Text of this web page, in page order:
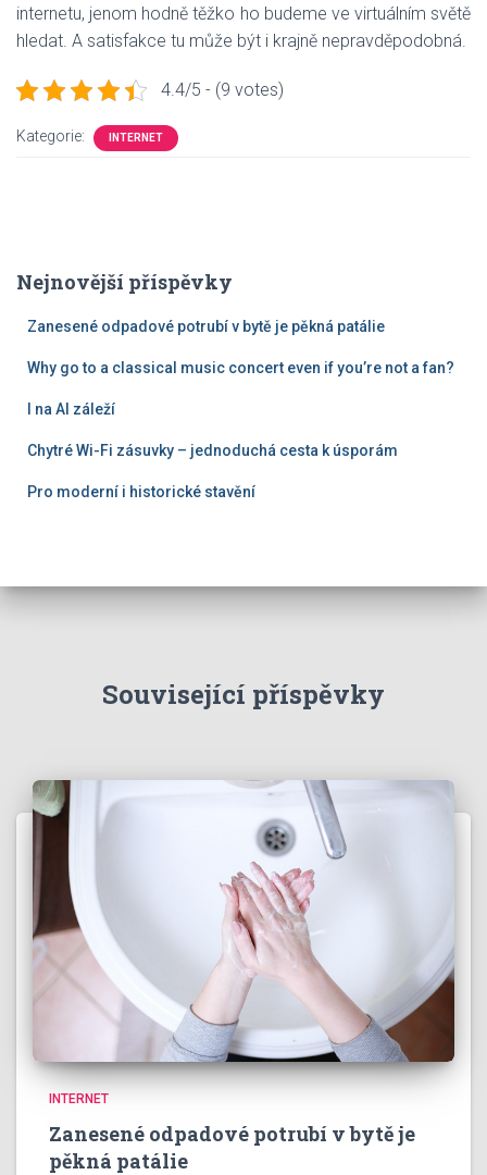
internetu, jenom hodně těžko ho budeme ve virtuálním světě
hledat. A satisfakce tu může být i krajně nepravděpodobná.
4.4/5 - (9 votes)
Kategorie: INTERNET
Nejnovější příspěvky
Zanesené odpadové potrubí v bytě je pěkná patálie
Why go to a classical music concert even if you’re not a fan?
I na AI záleží
Chytré Wi-Fi zásuvky – jednoduchá cesta k úsporám
Pro moderní i historické stavění
Související příspěvky
INTERNET
Zanesené odpadové potrubí v bytě je
pěkná patálie